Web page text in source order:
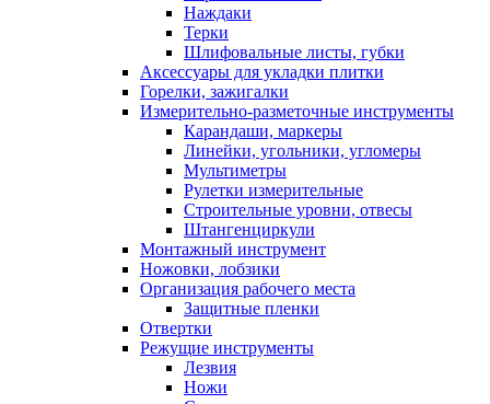
Наждаки
Терки
Шлифовальные листы, губки
Аксессуары для укладки плитки
Горелки, зажигалки
Измерительно-разметочные инструменты
Карандаши, маркеры
Линейки, угольники, угломеры
Мультиметры
Рулетки измерительные
Строительные уровни, отвесы
Штангенциркули
Монтажный инструмент
Ножовки, лобзики
Организация рабочего места
Защитные пленки
Отвертки
Режущие инструменты
Лезвия
Ножи